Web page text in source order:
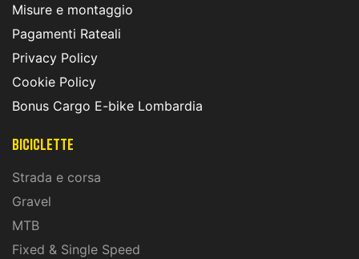
Misure e montaggio
Pagamenti Rateali
Privacy Policy
Cookie Policy
Bonus Cargo E-bike Lombardia
Biciclette
Strada e corsa
Gravel
MTB
Fixed & Single Speed